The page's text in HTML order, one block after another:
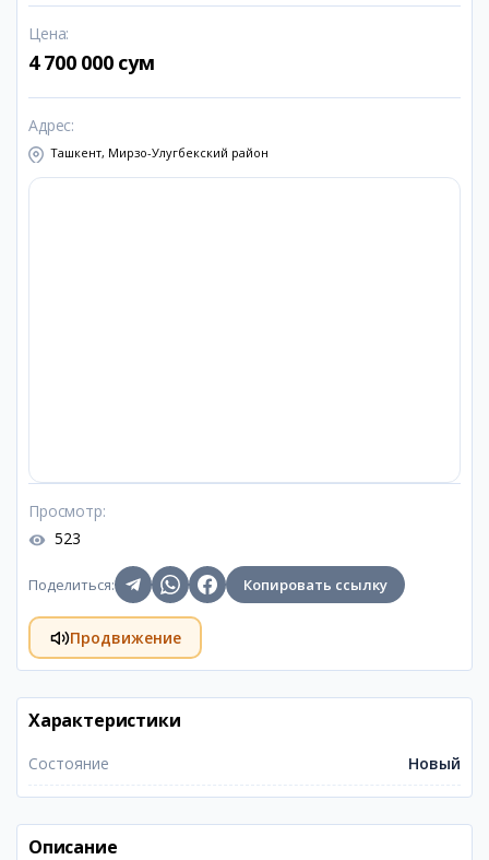
Цена:
4 700 000 сум
Адрес:
Ташкент, Мирзо-Улугбекский район
Просмотр:
523
Поделиться: Копировать ссылку
Продвижение
Характеристики
Состояние Новый
Описание